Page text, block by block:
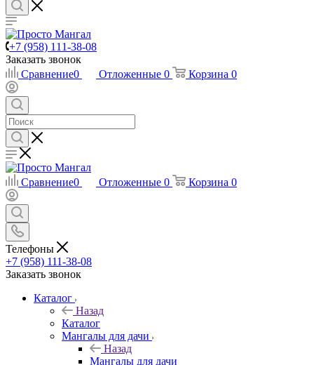
+7 (958) 111-38-08
Заказать звонок
Сравнение0 Отложенные 0 Корзина 0
Сравнение0 Отложенные 0 Корзина 0
Телефоны
+7 (958) 111-38-08
Заказать звонок
Каталог
Назад
Каталог
Мангалы для дачи
Назад
Мангалы для дачи